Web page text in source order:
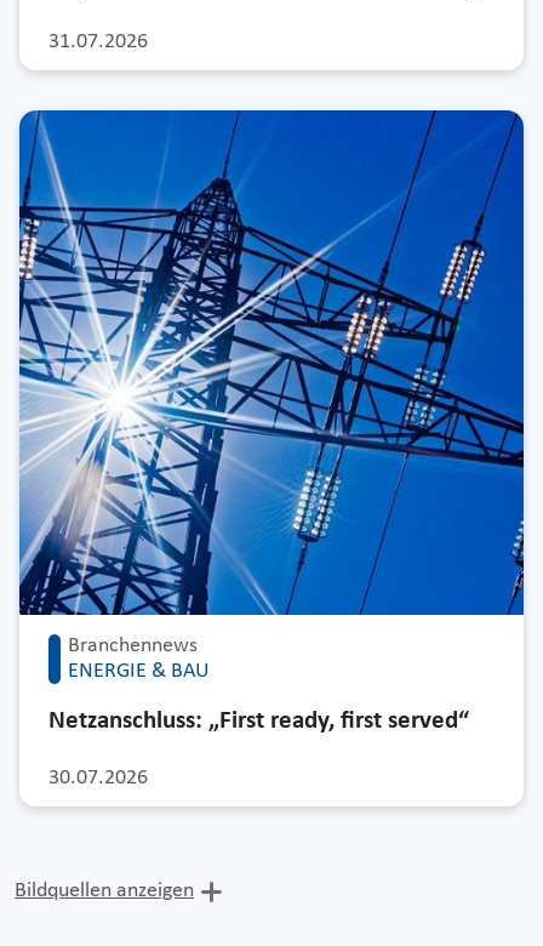
31.07.2026
Branchennews
ENERGIE & BAU
30.07.2026
Netzanschluss: „First ready, first served“
Bildquellen anzeigen